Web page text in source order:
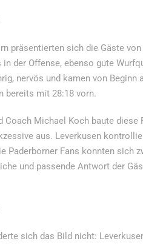
präsentierten sich die Gäste
in der Offense, ebenso gute
nervös und kamen von
bereits mit 28:18 vorn.
Coach Michael Koch baute
aus. Leverkusen
Paderborner Fans konnten
und passende Antwort der
sich das Bild nicht: